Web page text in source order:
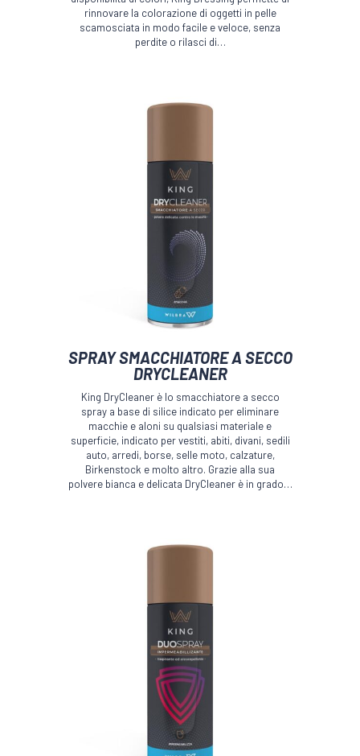
scelte
nella
rinnovare la colorazione di oggetti in pelle
scamosciata in modo facile e veloce, senza
perdite o rilasci di…
SPRAY SMACCHIATORE A SECCO
DRYCLEANER
King DryCleaner è lo smacchiatore a secco
spray a base di silice indicato per eliminare
macchie e aloni su qualsiasi materiale e
superficie, indicato per vestiti, abiti, divani, sedili
auto, arredi, borse, selle moto, calzature,
Birkenstock e molto altro. Grazie alla sua
polvere bianca e delicata DryCleaner è in grado…